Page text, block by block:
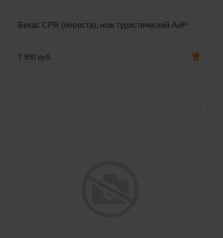
Бекас CPR (береста), нож туристический АиР
7 990 руб.